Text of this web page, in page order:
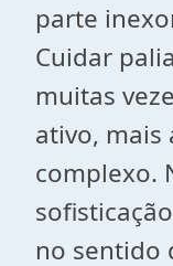
parte
Cuidar
muitas
ativo, mais
complexo.
no sentido